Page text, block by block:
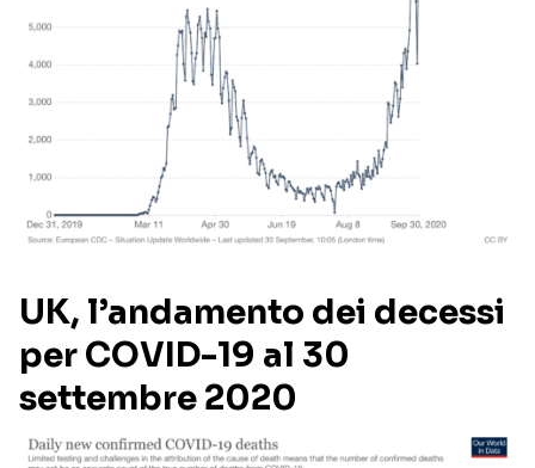
UK, l’andamento dei decessi
per COVID-19 al 30
settembre 2020